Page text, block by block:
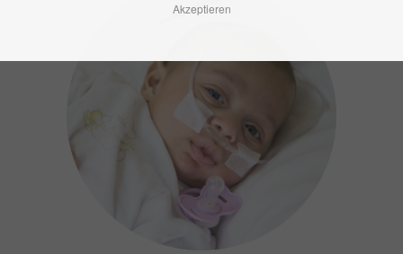
Akzeptieren